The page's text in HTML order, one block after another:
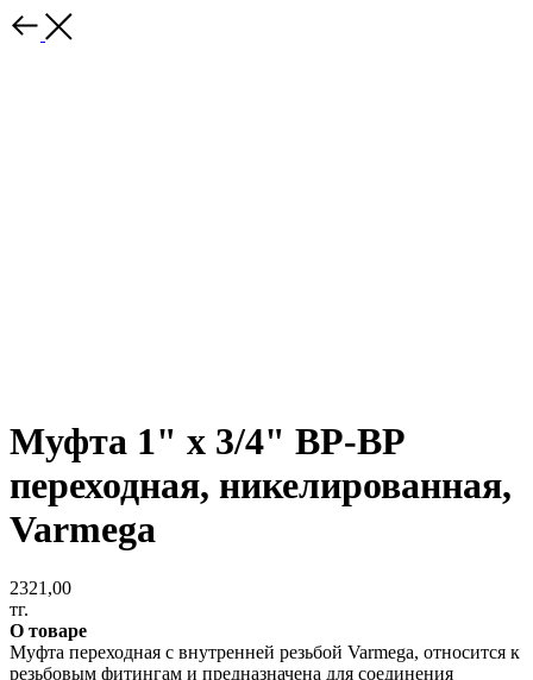
Муфта 1" x 3/4" ВР-ВР
переходная, никелированная,
Varmega
2321,00
тг.
О товаре
Муфта переходная с внутренней резьбой Varmega, относится к
резьбовым фитингам и предназначена для соединения